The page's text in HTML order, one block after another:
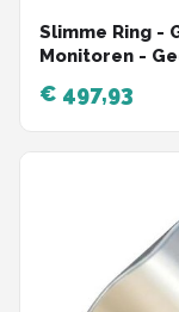
Slimme Ring -
Monitoren -
€ 497,93